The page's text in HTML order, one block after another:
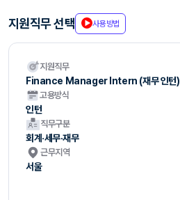
지원직무 선택 사용방법
지원직무
Finance Manager Intern (재무 인턴)
고용방식
인턴
직무구분
회계·세무·재무
근무지역
서울